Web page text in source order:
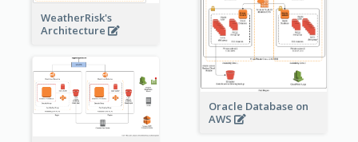
WeatherRisk's
Architecture
Oracle Database on
AWS